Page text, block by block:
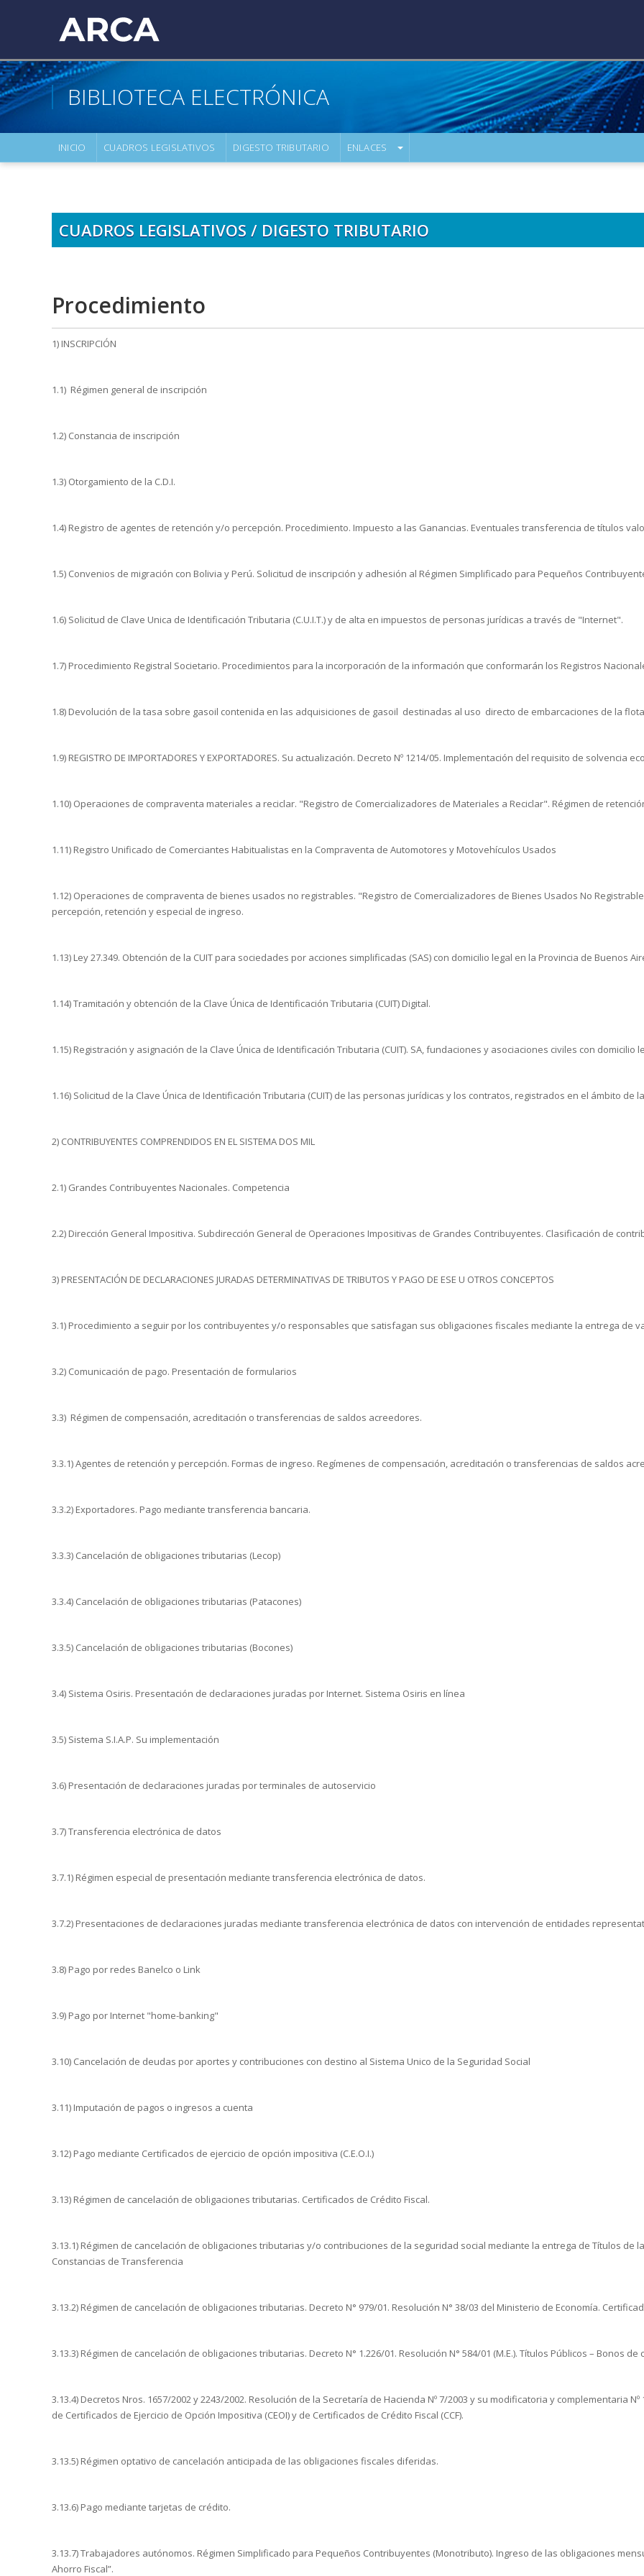
BIBLIOTECA ELECTRÓNICA
INICIO CUADROS LEGISLATIVOS DIGESTO TRIBUTARIO ENLACES
CUADROS LEGISLATIVOS / DIGESTO TRIBUTARIO
Procedimiento
1) INSCRIPCIÓN
1.1) Régimen general de inscripción
1.2) Constancia de inscripción
1.3) Otorgamiento de la C.D.I.
1.4) Registro de agentes de retención y/o percepción. Procedimiento. Impuesto a las Ganancias. Eventuales transferencia de títulos
1.5) Convenios de migración con Bolivia y Perú. Solicitud de inscripción y adhesión al Régimen Simplificado para Pequeños
1.6) Solicitud de Clave Unica de Identificación Tributaria (C.U.I.T.) y de alta en impuestos de personas jurídicas a través de "Internet".
1.7) Procedimiento Registral Societario. Procedimientos para la incorporación de la información que conformarán los Registros
1.8) Devolución de la tasa sobre gasoil contenida en las adquisiciones de gasoil destinadas al uso directo de embarcaciones de la
1.9) REGISTRO DE IMPORTADORES Y EXPORTADORES. Su actualización. Decreto Nº 1214/05. Implementación del requisito de solvencia
1.10) Operaciones de compraventa materiales a reciclar. "Registro de Comercializadores de Materiales a Reciclar". Régimen de
1.11) Registro Unificado de Comerciantes Habitualistas en la Compraventa de Automotores y Motovehículos Usados
1.12) Operaciones de compraventa de bienes usados no registrables. "Registro de Comercializadores de Bienes Usados No
percepción, retención y especial de ingreso.
1.13) Ley 27.349. Obtención de la CUIT para sociedades por acciones simplificadas (SAS) con domicilio legal en la Provincia de Buenos
1.14) Tramitación y obtención de la Clave Única de Identificación Tributaria (CUIT) Digital.
1.15) Registración y asignación de la Clave Única de Identificación Tributaria (CUIT). SA, fundaciones y asociaciones civiles con domicilio
1.16) Solicitud de la Clave Única de Identificación Tributaria (CUIT) de las personas jurídicas y los contratos, registrados en el ámbito de
2) CONTRIBUYENTES COMPRENDIDOS EN EL SISTEMA DOS MIL
2.1) Grandes Contribuyentes Nacionales. Competencia
2.2) Dirección General Impositiva. Subdirección General de Operaciones Impositivas de Grandes Contribuyentes. Clasificación de
3) PRESENTACIÓN DE DECLARACIONES JURADAS DETERMINATIVAS DE TRIBUTOS Y PAGO DE ESE U OTROS CONCEPTOS
3.1) Procedimiento a seguir por los contribuyentes y/o responsables que satisfagan sus obligaciones fiscales mediante la entrega de
3.2) Comunicación de pago. Presentación de formularios
3.3) Régimen de compensación, acreditación o transferencias de saldos acreedores.
3.3.1) Agentes de retención y percepción. Formas de ingreso. Regímenes de compensación, acreditación o transferencias de saldos
3.3.2) Exportadores. Pago mediante transferencia bancaria.
3.3.3) Cancelación de obligaciones tributarias (Lecop)
3.3.4) Cancelación de obligaciones tributarias (Patacones)
3.3.5) Cancelación de obligaciones tributarias (Bocones)
3.4) Sistema Osiris. Presentación de declaraciones juradas por Internet. Sistema Osiris en línea
3.5) Sistema S.I.A.P. Su implementación
3.6) Presentación de declaraciones juradas por terminales de autoservicio
3.7) Transferencia electrónica de datos
3.7.1) Régimen especial de presentación mediante transferencia electrónica de datos.
3.7.2) Presentaciones de declaraciones juradas mediante transferencia electrónica de datos con intervención de entidades
3.8) Pago por redes Banelco o Link
3.9) Pago por Internet "home-banking"
3.10) Cancelación de deudas por aportes y contribuciones con destino al Sistema Unico de la Seguridad Social
3.11) Imputación de pagos o ingresos a cuenta
3.12) Pago mediante Certificados de ejercicio de opción impositiva (C.E.O.I.)
3.13) Régimen de cancelación de obligaciones tributarias. Certificados de Crédito Fiscal.
3.13.1) Régimen de cancelación de obligaciones tributarias y/o contribuciones de la seguridad social mediante la entrega de Títulos de
Constancias de Transferencia
3.13.2) Régimen de cancelación de obligaciones tributarias. Decreto N° 979/01. Resolución N° 38/03 del Ministerio de Economía.
3.13.3) Régimen de cancelación de obligaciones tributarias. Decreto N° 1.226/01. Resolución N° 584/01 (M.E.). Títulos Públicos – Bonos de
3.13.4) Decretos Nros. 1657/2002 y 2243/2002. Resolución de la Secretaría de Hacienda Nº 7/2003 y su modificatoria y complementaria
de Certificados de Ejercicio de Opción Impositiva (CEOI) y de Certificados de Crédito Fiscal (CCF).
3.13.5) Régimen optativo de cancelación anticipada de las obligaciones fiscales diferidas.
3.13.6) Pago mediante tarjetas de crédito.
3.13.7) Trabajadores autónomos. Régimen Simplificado para Pequeños Contribuyentes (Monotributo). Ingreso de las obligaciones
Ahorro Fiscal”.